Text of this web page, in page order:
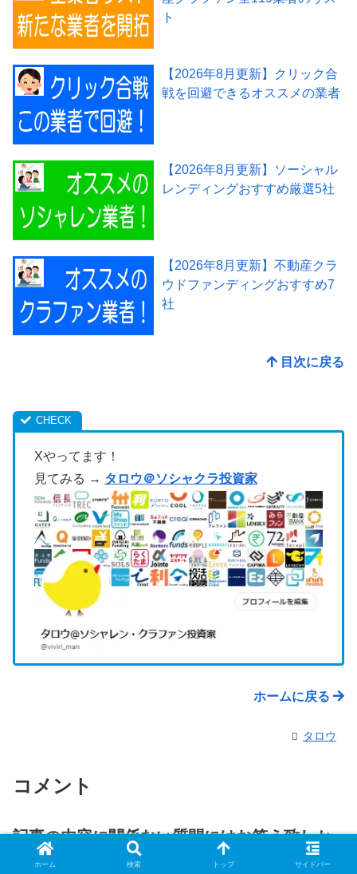
ト
【2026年8月更新】クリック合
戦を回避できるオススメの業者
【2026年8月更新】ソーシャル
レンディングおすすめ厳選5社
【2026年8月更新】不動産クラ
ウドファンディングおすすめ7
社
目次に戻る
Xやってます！
見てみる → タロウ＠ソシャクラ投資家
ホームに戻る
タロウ
コメント
記事の内容に関係ない質問にはお答え致しか
ねますのでご了承下さい
ホーム 検索 トップ サイドバー